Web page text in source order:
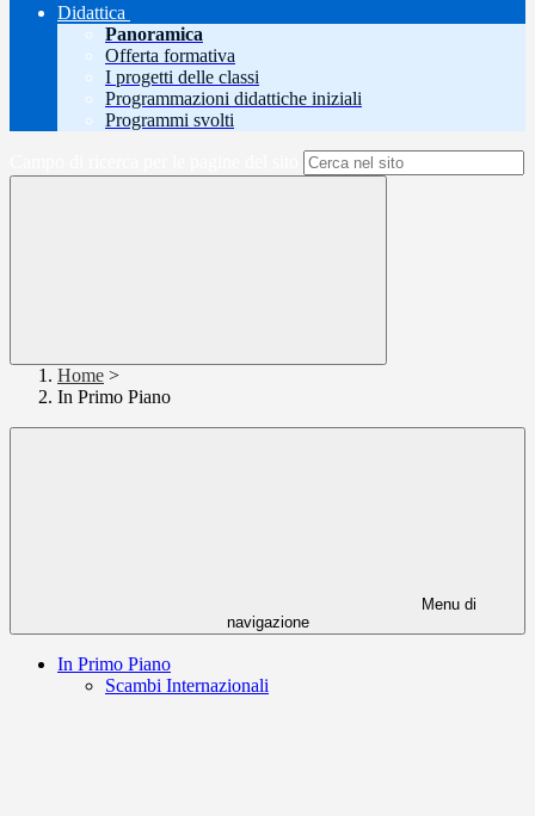
Didattica
Panoramica
Offerta formativa
I progetti delle classi
Programmazioni didattiche iniziali
Programmi svolti
Home >
In Primo Piano
Menu di
navigazione
In Primo Piano
Scambi Internazionali